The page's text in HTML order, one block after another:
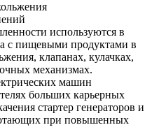
используются в
с пищевыми продуктами в
клапанах, кулачках,
механизмах.
машин
больших карьерных
стартер генераторов и
при повышенных